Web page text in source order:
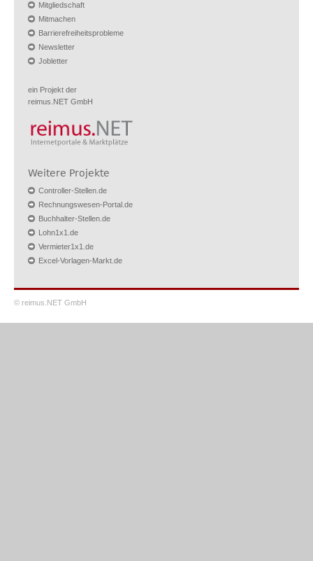
Mitgliedschaft
Mitmachen
Barrierefreiheitsprobleme
Newsletter
Jobletter
ein Projekt der
reimus.NET GmbH
Weitere Projekte
Controller-Stellen.de
Rechnungswesen-Portal.de
Buchhalter-Stellen.de
Lohn1x1.de
Vermieter1x1.de
Excel-Vorlagen-Markt.de
© reimus.NET GmbH